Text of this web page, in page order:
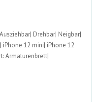
Drehbar| Neigbar|
12 mini| iPhone 12
Armaturenbrett|